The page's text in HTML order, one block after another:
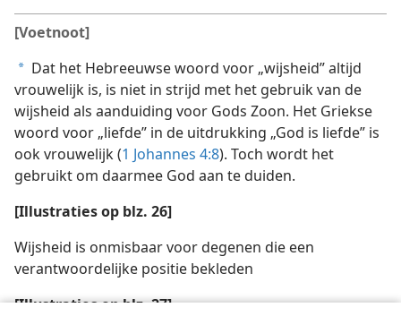
[Voetnoot]
a Dat het Hebreeuwse woord voor „wijsheid” altijd
vrouwelijk is, is niet in strijd met het gebruik van de
wijsheid als aanduiding voor Gods Zoon. Het Griekse
woord voor „liefde” in de uitdrukking „God is liefde” is
ook vrouwelijk (1 Johannes 4:8). Toch wordt het
gebruikt om daarmee God aan te duiden.
[Illustraties op blz. 26]
Wijsheid is onmisbaar voor degenen die een
verantwoordelijke positie bekleden
[Illustraties op blz. 27]